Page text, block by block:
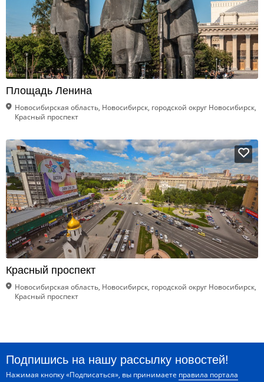
Площадь Ленина
Новосибирская область, Новосибирск, городской округ Новосибирск,
Красный проспект
Красный проспект
Новосибирская область, Новосибирск, городской округ Новосибирск,
Красный проспект
Подпишись на нашу рассылку новостей!
Нажимая кнопку «Подписаться», вы принимаете правила портала